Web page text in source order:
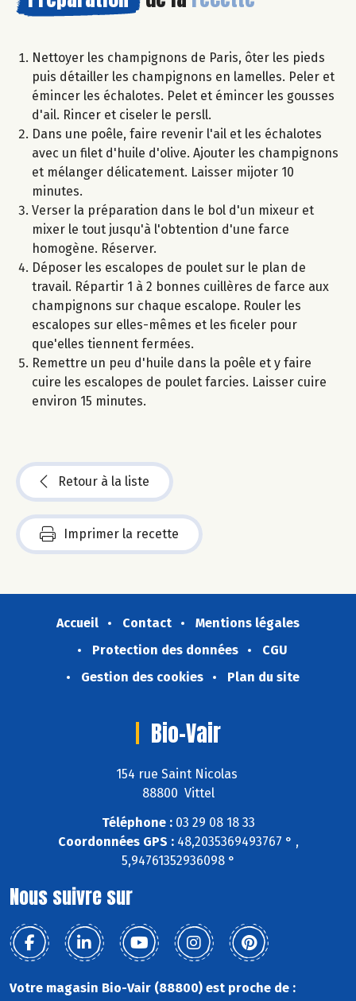
Nettoyer les champignons de Paris, ôter les pieds
puis détailler les champignons en lamelles. Peler et
émincer les échalotes. Pelet et émincer les gousses
d'ail. Rincer et ciseler le persll.
Dans une poêle, faire revenir l'ail et les échalotes
avec un filet d'huile d'olive. Ajouter les champignons
et mélanger délicatement. Laisser mijoter 10
minutes.
Verser la préparation dans le bol d'un mixeur et
mixer le tout jusqu'à l'obtention d'une farce
homogène. Réserver.
Déposer les escalopes de poulet sur le plan de
travail. Répartir 1 à 2 bonnes cuillères de farce aux
champignons sur chaque escalope. Rouler les
escalopes sur elles-mêmes et les ficeler pour
que'elles tiennent fermées.
Remettre un peu d'huile dans la poêle et y faire
cuire les escalopes de poulet farcies. Laisser cuire
environ 15 minutes.
Retour à la liste
Imprimer la recette
Accueil Contact
Mentions légales
Protection des données
CGU
Gestion des cookies
Plan du site
Bio-Vair
154 rue Saint Nicolas
88800 Vittel
Téléphone :03 29 08 18 33
Coordonnées GPS :48,2035369493767 ° ,
5,94761352936098 °
Nous suivre sur
Votre magasin Bio-Vair (88800) est proche de :